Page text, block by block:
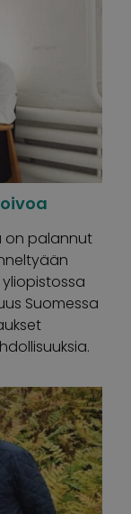
on palannut
Suomessa